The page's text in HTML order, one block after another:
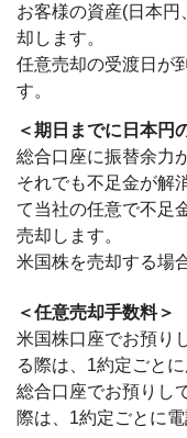
お客様の資産(日本
却します。
任意売却の受渡日が
す。
＜期日までに日本円
総合口座に振替余力
それでも不足金が解
て当社の任意で不足
売却します。
米国株を売却する場
＜任意売却手数料＞
米国株口座でお預り
る際は、1約定ごと
総合口座でお預りし
際は、1約定ごとに